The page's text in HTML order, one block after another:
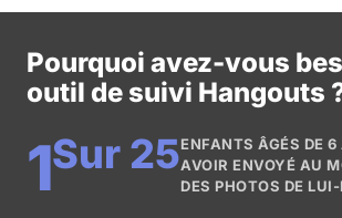
Pourquoi avez-vous
outil de suivi Hangouts
1Sur 25ENFANTS ÂGÉS DE
AVOIR ENVOYÉ AU
DES PHOTOS DE